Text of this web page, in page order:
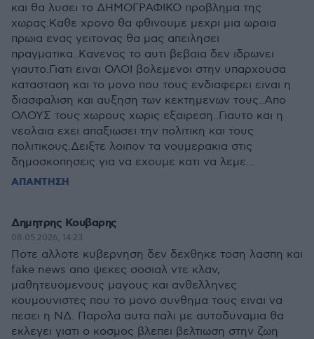
και θα λυσει το ΔΗΜΟΓΡΑΦΙΚΟ προβλημα της
χωρας.Καθε χρονο θα φθινουμε μεχρι μια ωραια
πρωια ενας γειτονας θα μας απειλησει
πραγματικα..Κανενος το αυτι βεβαια δεν ιδρωνει
γιαυτο.Γιατι ειναι ΟΛΟΙ βολεμενοι στην υπαρχουσα
κατασταση και το μονο που τους ενδιαφερει ειναι η
διασφαλιση και αυξηση των κεκτημενων τους..Απο
ΟΛΟΥΣ τους χωρους χωρις εξαιρεση..Γιαυτο και η
νεολαια εχει απαξιωσει την πολιτικη και τους
πολιτικους.Δειξτε λοιπον τα νουμερακια στις
δημοσκοπησεις για να εχουμε κατι να λεμε...
ΑΠΑΝΤΗΣΗ
Δημητρης Κουβαρης
08.05.2026, 14:23
Ποτε αλλοτε κυβερνηση δεν δεχθηκε τοση λασπη και
fake news απο ψεκες σοσιαλ ντε κλαν,
μαθητευομενους μαγους και ανθελληνες
κουμουνιστες που το μονο συνθημα τους ειναι να
πεσει η ΝΔ. Παρολα αυτα παλι με αυτοδυναμια θα
εκλεγει γιατι ο κοσμος βλεπει βελτιωση στην ζωη